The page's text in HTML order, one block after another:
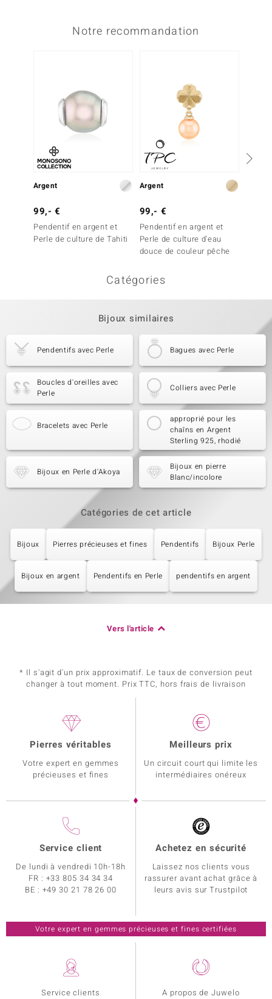
Notre recommandation
Argent
99,- €
Pendentif en argent et
Perle de culture de Tahiti
Argent
99,- €
Pendentif en argent et
Perle de culture d'eau
douce de couleur pêche
Catégories
Bijoux similaires
Pendentifs avec Perle Bagues avec Perle
Boucles d'oreilles avec
Perle
Colliers avec Perle
Bracelets avec Perle
approprié pour les
chaîns en Argent
Sterling 925, rhodié
Bijoux en Perle d'Akoya
Bijoux en pierre
Blanc/incolore
Catégories de cet article
Bijoux Pierres précieuses et fines Pendentifs Bijoux Perle
Bijoux en argent Pendentifs en Perle pendentifs en argent
Vers l'article
* Il s'agit d'un prix approximatif. Le taux de conversion peut
changer à tout moment. Prix TTC, hors frais de livraison
Service clients
A propos de Juwelo
Pierres véritables
Votre expert en gemmes
précieuses et fines
Meilleurs prix
Un circuit court qui limite les
intermédiaires onéreux
Service client
De lundi à vendredi 10h-18h
FR : +33 805 34 34 34
BE : +49 30 21 78 26 00
Achetez en sécurité
Laissez nos clients vous
rassurer avant achat grâce à
leurs avis sur Trustpilot
Votre expert en gemmes précieuses et fines certifiées